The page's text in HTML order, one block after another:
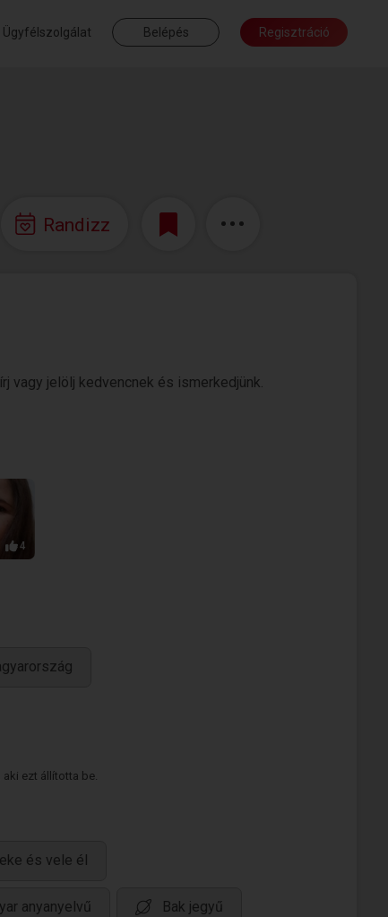
Ügyfélszolgálat Belépés Regisztráció
Randizz
vagy jelölj kedvencnek és ismerkedjünk.
4
aki ezt állította be.
és vele él
anyanyelvű Bak jegyű